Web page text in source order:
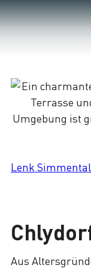
Lade
Lenk Simmental
Aus